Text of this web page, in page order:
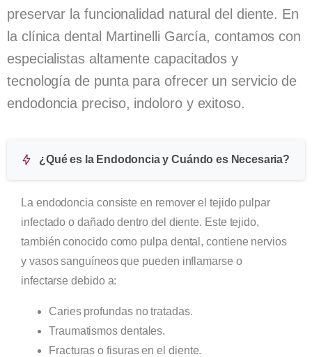
preservar la funcionalidad natural del diente. En
la clínica dental Martinelli García, contamos con
especialistas altamente capacitados y
tecnología de punta para ofrecer un servicio de
endodoncia preciso, indoloro y exitoso.
¿Qué es la Endodoncia y Cuándo es Necesaria?
La endodoncia consiste en remover el tejido pulpar
infectado o dañado dentro del diente. Este tejido,
también conocido como pulpa dental, contiene nervios
y vasos sanguíneos que pueden inflamarse o
infectarse debido a:
Caries profundas no tratadas.
Traumatismos dentales.
Fracturas o fisuras en el diente.